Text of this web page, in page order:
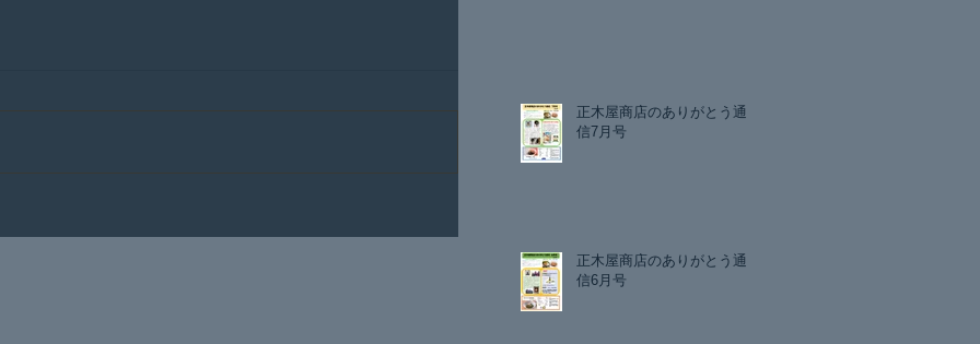
正木屋商店のありがとう通
信7月号
正木屋商店のありがとう通
信6月号